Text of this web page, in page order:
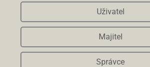
Uživatel
Majitel
Správce